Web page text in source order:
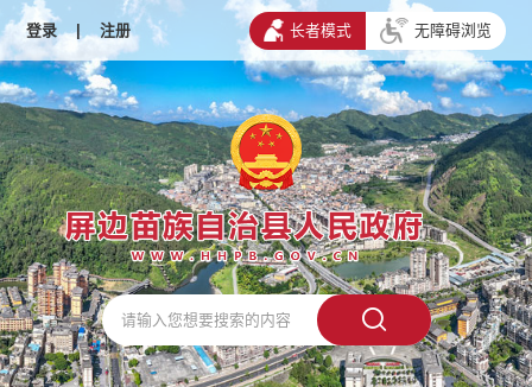
登录 | 注册 长者模式 无障碍浏览